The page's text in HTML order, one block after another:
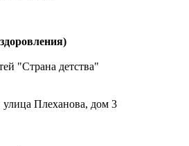
"Страна детства"
улица Плеханова, дом 3